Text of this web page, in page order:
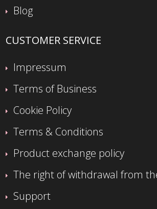
Blog
CUSTOMER SERVICE
Impressum
Terms of Business
Cookie Policy
Terms & Conditions
Product exchange policy
The right of withdrawal from
Support